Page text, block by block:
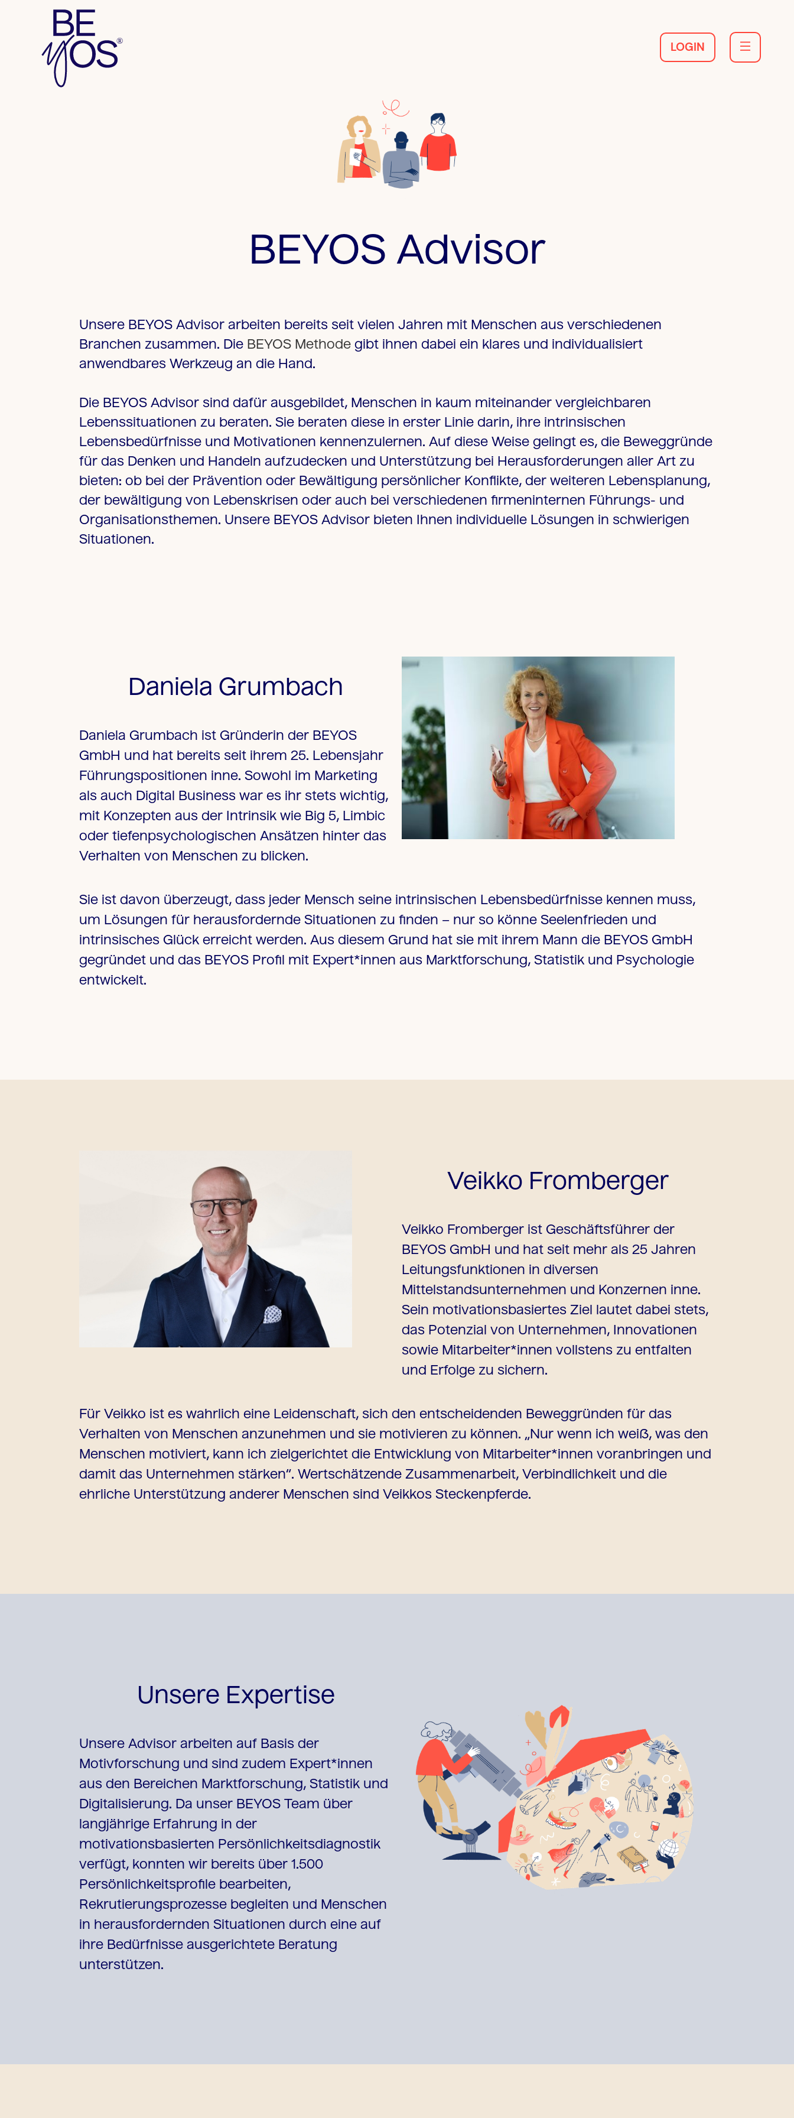
LOGIN
BEYOS Advisor
Unsere BEYOS Advisor arbeiten bereits seit vielen Jahren mit Menschen aus verschiedenen
Branchen zusammen. Die BEYOS Methode gibt ihnen dabei ein klares und individualisiert
anwendbares Werkzeug an die Hand.
Die BEYOS Advisor sind dafür ausgebildet, Menschen in kaum miteinander vergleichbaren
Lebenssituationen zu beraten. Sie beraten diese in erster Linie darin, ihre intrinsischen
Lebensbedürfnisse und Motivationen kennenzulernen. Auf diese Weise gelingt es, die Beweggründe
für das Denken und Handeln aufzudecken und Unterstützung bei Herausforderungen aller Art zu
bieten: ob bei der Prävention oder Bewältigung persönlicher Konflikte, der weiteren Lebensplanung,
der bewältigung von Lebenskrisenoder auch bei verschiedenenfirmeninternen Führungs- und
Organisationsthemen. Unsere BEYOS Advisor bieten Ihnen individuelle Lösungen in schwierigen
Situationen.
Daniela Grumbach
Daniela Grumbach ist Gründerin der BEYOS
GmbH und hat bereits seit ihrem 25. Lebensjahr
Führungspositionen inne. Sowohl im Marketing
als auch Digital Business war es ihr stets wichtig,
mit Konzepten aus der Intrinsik wie Big 5, Limbic
oder tiefenpsychologischen Ansätzen hinter das
Verhalten von Menschen zu blicken.
Sie ist davon überzeugt, dass jeder Mensch seine intrinsischen Lebensbedürfnisse kennen muss,
um Lösungen für herausfordernde Situationen zu finden – nur so könne Seelenfrieden und
intrinsisches Glück erreicht werden. Aus diesem Grund hat sie mit ihrem Mann die BEYOS GmbH
gegründet und das BEYOS Profil mit Expert*innen aus Marktforschung, Statistik und Psychologie
entwickelt.
Veikko Fromberger
Veikko Fromberger ist Geschäftsführer der
BEYOS GmbH und hat seit mehr als 25 Jahren
Leitungsfunktionen in diversen
Mittelstandsunternehmen und Konzernen inne.
Sein motivationsbasiertes Ziel lautet dabei stets,
das Potenzial von Unternehmen, Innovationen
sowie Mitarbeiter*innen vollstens zu entfalten
und Erfolge zu sichern.
Für Veikko ist es wahrlich eine Leidenschaft, sich den entscheidenden Beweggründen für das
Verhalten von Menschen anzunehmen und sie motivieren zu können. „Nur wenn ich weiß, was den
Menschen motiviert, kann ich zielgerichtet die Entwicklung von Mitarbeiter*innen voranbringen und
damit das Unternehmen stärken“. Wertschätzende Zusammenarbeit, Verbindlichkeit und die
ehrliche Unterstützung anderer Menschen sind Veikkos Steckenpferde.
Unsere Expertise
Unsere Advisor arbeiten auf Basis der
Motivforschung und sind zudem Expert*innen
aus den Bereichen Marktforschung, Statistik und
Digitalisierung. Da unser BEYOS Team über
langjährige Erfahrung in der
motivationsbasierten Persönlichkeitsdiagnostik
verfügt, konnten wir bereits über 1.500
Persönlichkeitsprofile bearbeiten,
Rekrutierungsprozesse begleiten und Menschen
in herausfordernden Situationen durch eine auf
ihre Bedürfnisse ausgerichtete Beratung
unterstützen.